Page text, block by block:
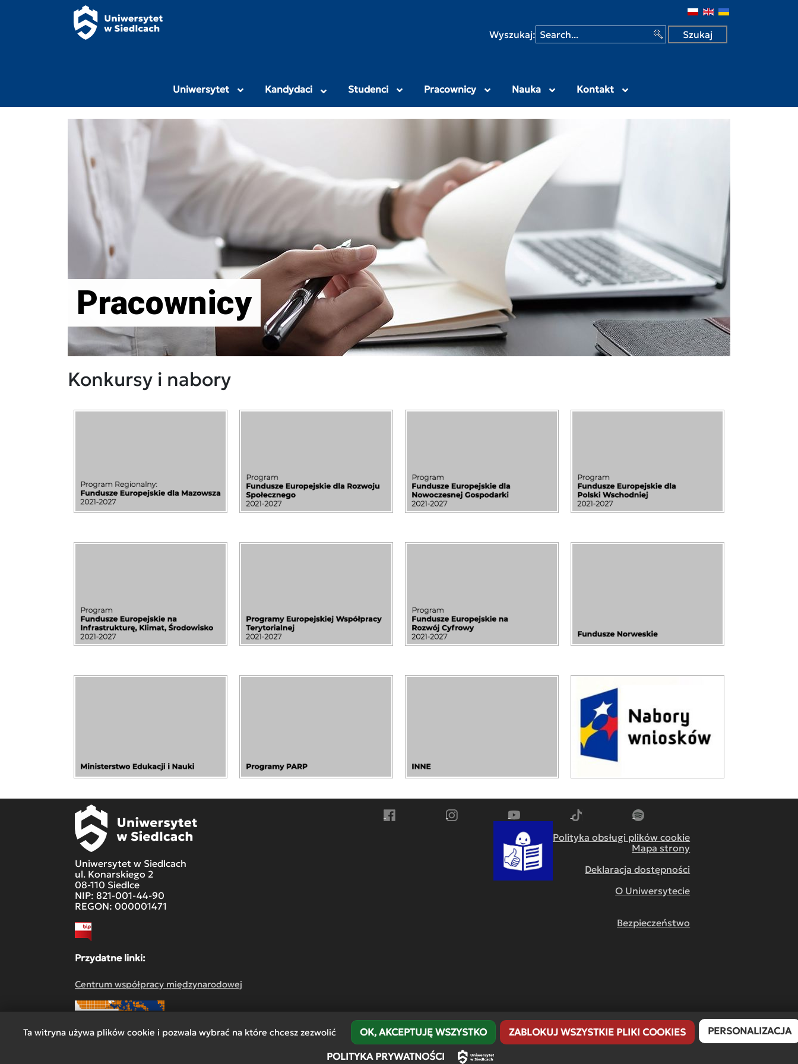
Panel zarządzania plikami cookies
Ta witryna używa plików cookie i pozwala wybrać na które chcesz zezwolić OK, AKCEPTUJĘ WSZYSTKO ZABLOKUJ WSZYSTKIE PLIKI COOKIES PERSONALIZACJA
POLITYKA PRYWATNOŚCI
Uniwersytet Przyrodniczo-Humanistyczny w Siedlcach
Wyszukaj:
Uniwersytet Kandydaci Studenci Pracownicy Nauka Kontakt
Pracownicy
Konkursy i nabory
Uniwersytet w Siedlcach
ul. Konarskiego 2
08-110 Siedlce
NIP: 821-001-44-90
REGON: 000001471
Przydatne linki:
Centrum współpracy międzynarodowej
Polityka obsługi plików cookie
Mapa strony
Deklaracja dostępności
O Uniwersytecie
Bezpieczeństwo